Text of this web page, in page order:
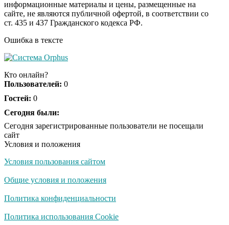
i
Ролик из Омска: вы
будете смеяться долго
Обнаружена тайная
жена и дочь
информационные материалы и цены, размещенные на
сайте, не являются публичной офертой, в соответствии со
ст. 435 и 437 Гражданского кодекса РФ.
Ошибка в тексте
Кто онлайн?
Пользователей: 0
Гостей: 0
Сегодня были:
Сегодня зарегистрированные пользователи не посещали
сайт
Условия и положения
Условия пользования сайтом
Общие условия и положения
Политика конфиденциальности
Политика использования Cookie